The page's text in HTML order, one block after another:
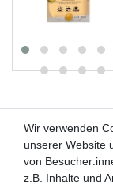
Kunden-
Wir verwenden
unserer Website
von
z.B. Inhalte und
Wir verwenden
unserer Website
von
z.B. Inhalte und